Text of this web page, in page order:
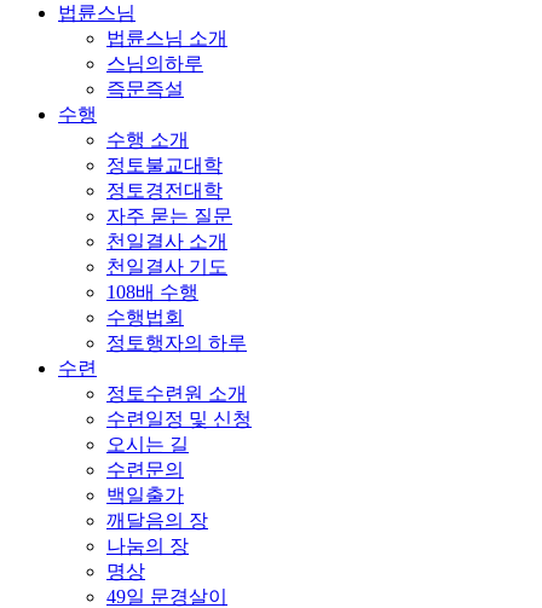
법륜스님
법륜스님 소개
스님의하루
즉문즉설
수행
수행 소개
정토불교대학
정토경전대학
자주 묻는 질문
천일결사 소개
천일결사 기도
108배 수행
수행법회
정토행자의 하루
수련
정토수련원 소개
수련일정 및 신청
오시는 길
수련문의
백일출가
깨달음의 장
나눔의 장
명상
49일 문경살이